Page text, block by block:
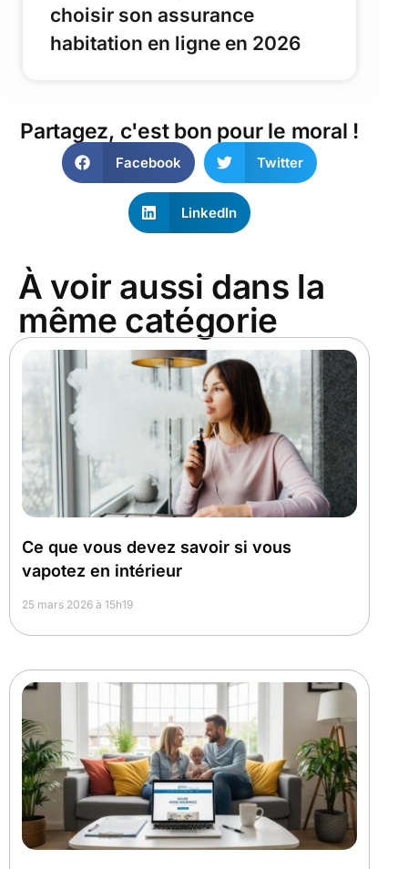
choisir son assurance
habitation en ligne en 2026
Partagez, c'est bon pour le moral !
Facebook Twitter
LinkedIn
À voir aussi dans la
même catégorie
Ce que vous devez savoir si vous
vapotez en intérieur
25 mars 2026 à 15h19